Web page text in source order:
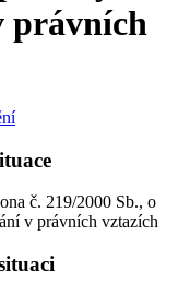
právních
č. 219/2000 Sb., o
v právních vztazích